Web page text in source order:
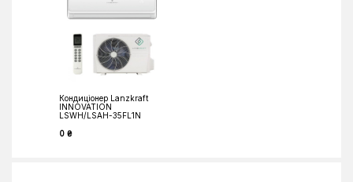
Кондиціонер Lanzkraft
INNOVATION
LSWH/LSAH-35FL1N
0 ₴